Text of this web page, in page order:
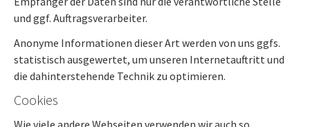
und ggf. Auftragsverarbeiter.
Anonyme Informationen dieser Art werden von uns ggfs.
statistisch ausgewertet, um unseren Internetauftritt und
die dahinterstehende Technik zu optimieren.
Cookies
Wie viele andere Webseiten verwenden wir auch so